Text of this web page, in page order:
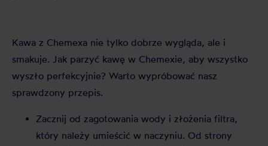
Kawa z Chemexa nie tylko dobrze wygląda, ale i
smakuje. Jak parzyć kawę w Chemexie, aby wszystko
wyszło perfekcyjnie? Warto wypróbować nasz
sprawdzony przepis.
Zacznij od zagotowania wody i złożenia filtra,
który należy umieścić w naczyniu. Od strony